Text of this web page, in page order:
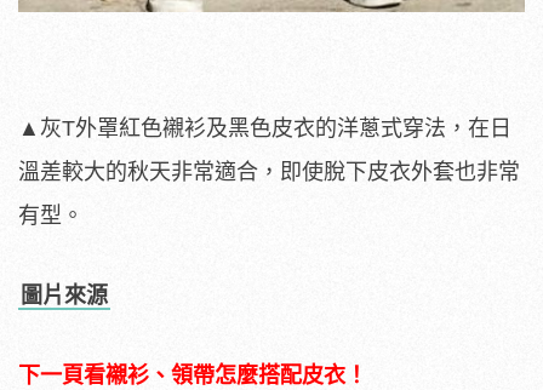
▲灰T外罩紅色襯衫及黑色皮衣的洋蔥式穿法，在日
溫差較大的秋天非常適合，即使脫下皮衣外套也非常
有型。
圖片來源
下一頁看襯衫、領帶怎麼搭配皮衣！